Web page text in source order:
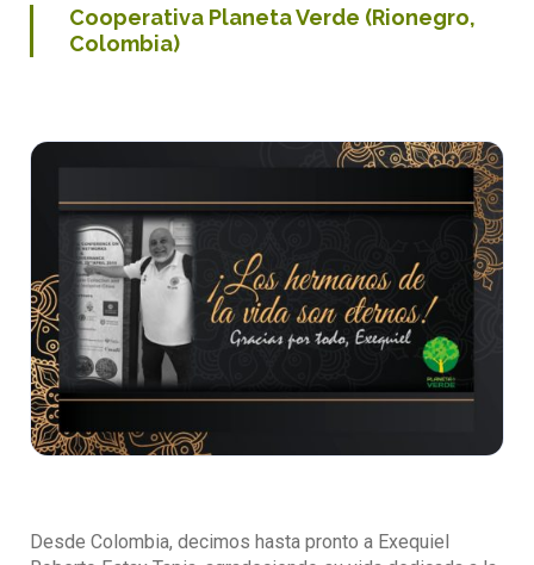
Cooperativa Planeta Verde (Rionegro,
Colombia)
Desde Colombia, decimos hasta pronto a Exequiel